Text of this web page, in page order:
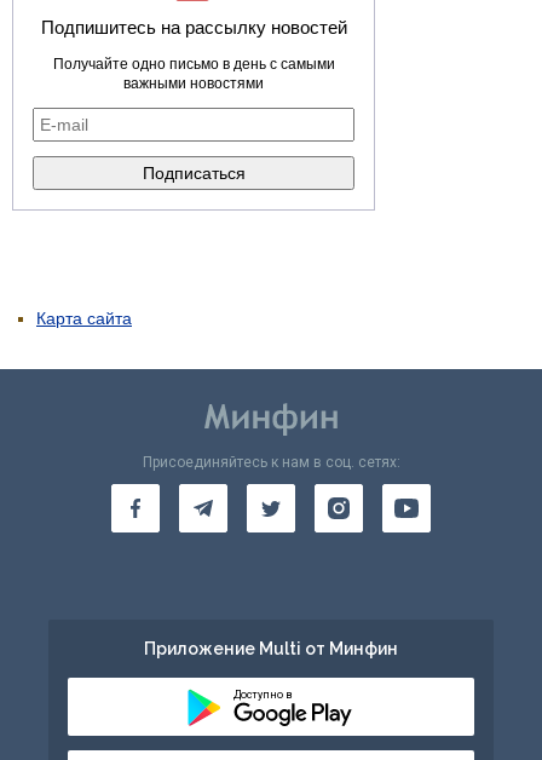
Подпишитесь на рассылку новостей
Получайте одно письмо в день с самыми
важными новостями
Карта сайта
Присоединяйтесь к нам в соц. сетях:
Приложение Multi от Минфин
Доступно в